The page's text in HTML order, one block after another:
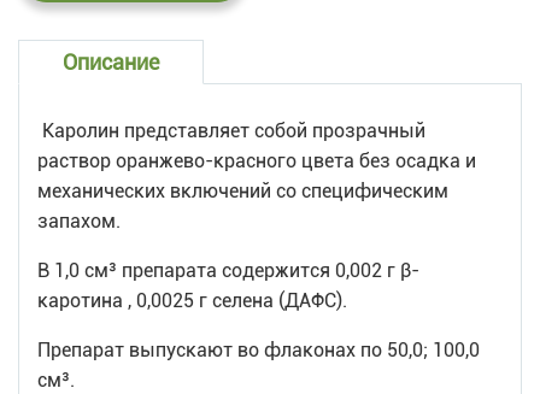
Описание
Каролин представляет собой прозрачный
раствор оранжево-красного цвета без осадка и
механических включений со специфическим
запахом.
В 1,0 см³ препарата содержится 0,002 г β-
каротина , 0,0025 г селена (ДАФС).
Препарат выпускают во флаконах по 50,0; 100,0
см³.